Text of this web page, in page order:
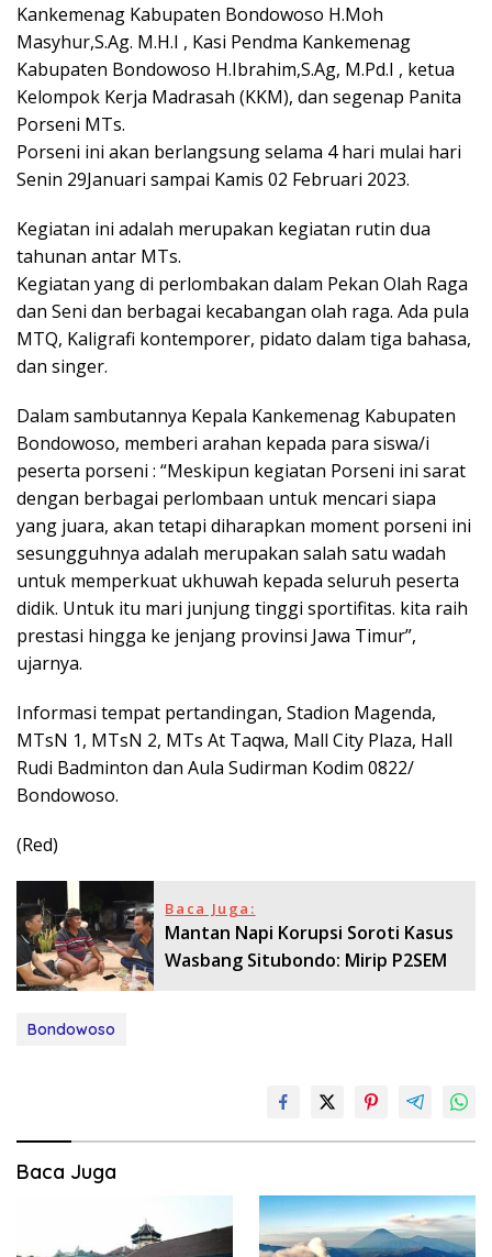
Kankemenag Kabupaten Bondowoso H.Moh
Masyhur,S.Ag. M.H.I , Kasi Pendma Kankemenag
Kabupaten Bondowoso H.Ibrahim,S.Ag, M.Pd.I , ketua
Kelompok Kerja Madrasah (KKM), dan segenap Panita
Porseni MTs.
Porseni ini akan berlangsung selama 4 hari mulai hari
Senin 29Januari sampai Kamis 02 Februari 2023.
Kegiatan ini adalah merupakan kegiatan rutin dua
tahunan antar MTs.
Kegiatan yang di perlombakan dalam Pekan Olah Raga
dan Seni dan berbagai kecabangan olah raga. Ada pula
MTQ, Kaligrafi kontemporer, pidato dalam tiga bahasa,
dan singer.
Dalam sambutannya Kepala Kankemenag Kabupaten
Bondowoso, memberi arahan kepada para siswa/i
peserta porseni : “Meskipun kegiatan Porseni ini sarat
dengan berbagai perlombaan untuk mencari siapa
yang juara, akan tetapi diharapkan moment porseni ini
sesungguhnya adalah merupakan salah satu wadah
untuk memperkuat ukhuwah kepada seluruh peserta
didik. Untuk itu mari junjung tinggi sportifitas. kita raih
prestasi hingga ke jenjang provinsi Jawa Timur”,
ujarnya.
Informasi tempat pertandingan, Stadion Magenda,
MTsN 1, MTsN 2, MTs At Taqwa, Mall City Plaza, Hall
Rudi Badminton dan Aula Sudirman Kodim 0822/
Bondowoso.
(Red)
Baca Juga:
Mantan Napi Korupsi Soroti Kasus
Wasbang Situbondo: Mirip P2SEM
Bondowoso
Baca Juga